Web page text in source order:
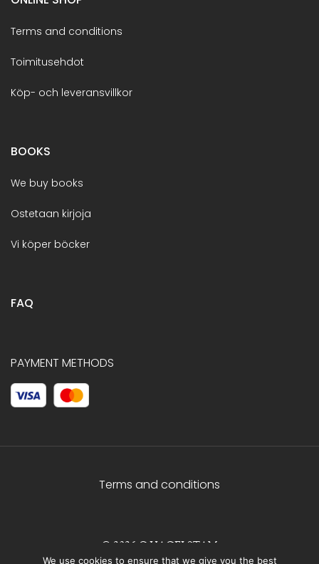
Terms and conditions
Toimitusehdot
Köp- och leveransvillkor
BOOKS
We buy books
Ostetaan kirjoja
Vi köper böcker
FAQ
PAYMENT METHODS
Terms and conditions
© 2026 C.HAGELSTAM
We use cookies to ensure that we give you the best